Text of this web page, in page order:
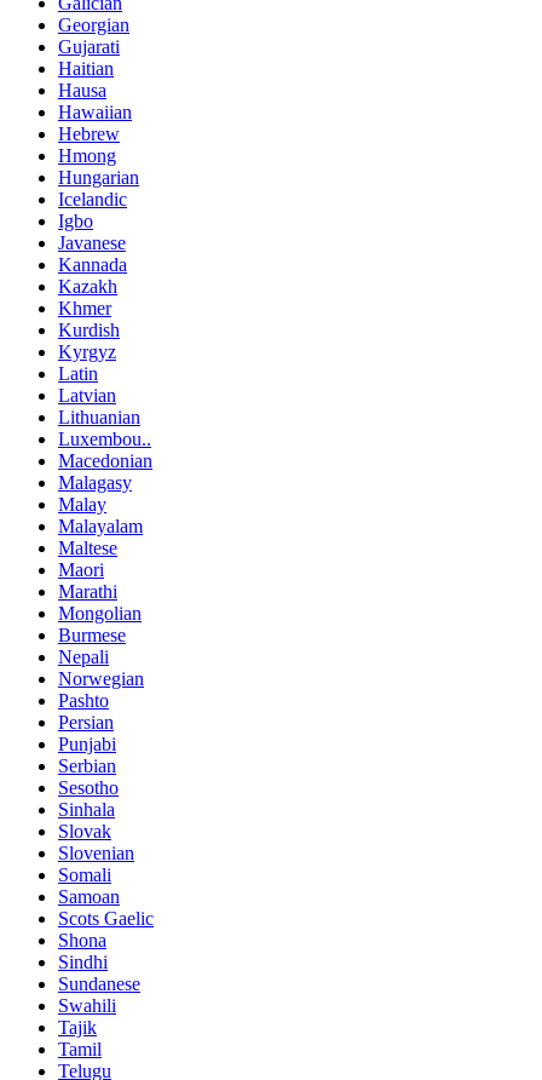
Georgian
Gujarati
Haitian
Hausa
Hawaiian
Hebrew
Hmong
Hungarian
Icelandic
Igbo
Javanese
Kannada
Kazakh
Khmer
Kurdish
Kyrgyz
Latin
Latvian
Lithuanian
Luxembou..
Macedonian
Malagasy
Malay
Malayalam
Maltese
Maori
Marathi
Mongolian
Burmese
Nepali
Norwegian
Pashto
Persian
Punjabi
Serbian
Sesotho
Sinhala
Slovak
Slovenian
Somali
Samoan
Scots Gaelic
Shona
Sindhi
Sundanese
Swahili
Tajik
Tamil
Telugu